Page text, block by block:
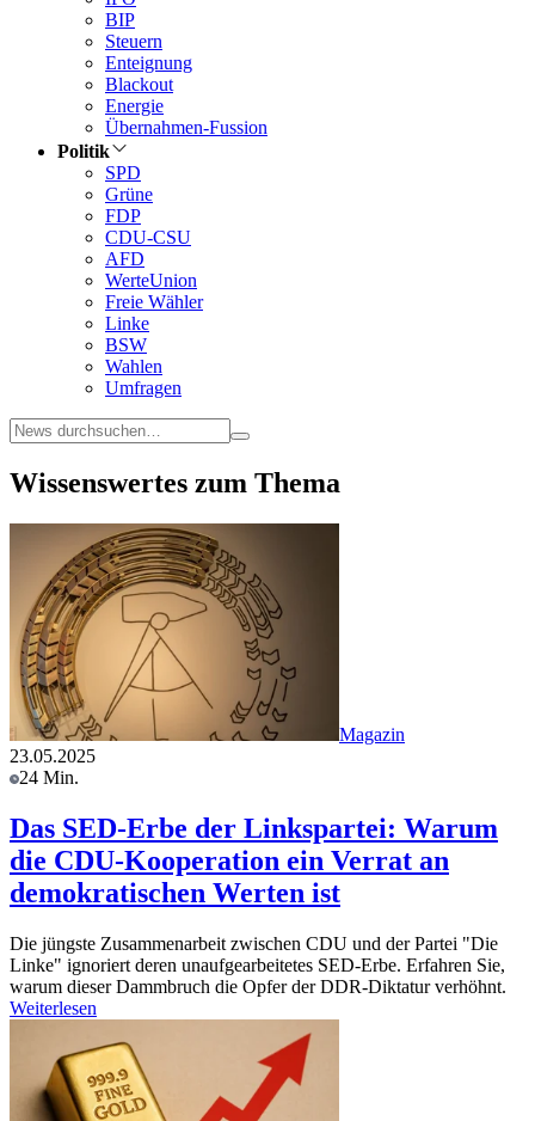
BIP
Steuern
Enteignung
Blackout
Energie
Übernahmen-Fussion
Politik
SPD
Grüne
FDP
CDU-CSU
AFD
WerteUnion
Freie Wähler
Linke
BSW
Wahlen
Umfragen
Wissenswertes zum Thema
Magazin
23.05.2025
24 Min.
Das SED-Erbe der Linkspartei: Warum
die CDU-Kooperation ein Verrat an
demokratischen Werten ist
Die jüngste Zusammenarbeit zwischen CDU und der Partei "Die
Linke" ignoriert deren unaufgearbeitetes SED-Erbe. Erfahren Sie,
warum dieser Dammbruch die Opfer der DDR-Diktatur verhöhnt.
Weiterlesen